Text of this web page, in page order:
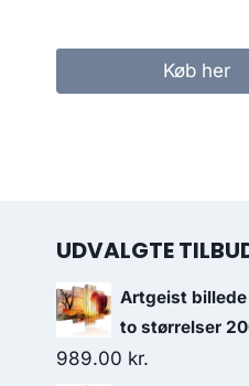
Køb her
UDVALGTE
Artgeist
to størrelser
989.00 kr.